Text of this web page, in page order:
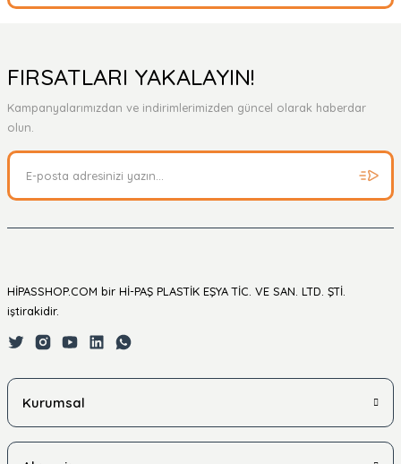
Bu ürüne ilk yorumu siz yapın!
Yorum Yaz
Ürün hakkında henüz soru sorulmamış.
FIRSATLARI YAKALAYIN!
Kampanyalarımızdan ve indirimlerimizden güncel olarak haberdar
olun.
HİPASSHOP.COM bir Hİ-PAŞ PLASTİK EŞYA TİC. VE SAN. LTD. ŞTİ.
iştirakidir.
Kurumsal